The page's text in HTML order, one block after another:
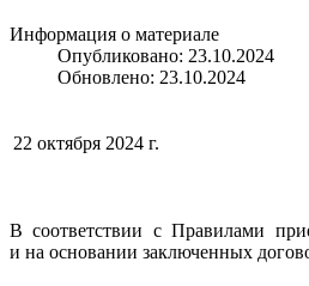
Информация о материале
Опубликовано: 23.10.2024
Обновлено: 23.10.2024
22 октября 2024 г.
В соответствии с Правилами
и на основании заключенных